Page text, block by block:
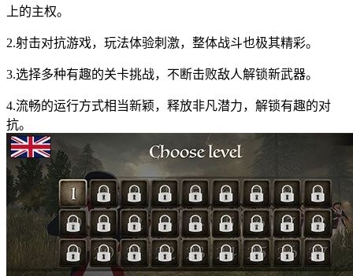
上的主权。
2.射击对抗游戏，玩法体验刺激，整体战斗也极其精彩。
3.选择多种有趣的关卡挑战，不断击败敌人解锁新武器。
4.流畅的运行方式相当新颖，释放非凡潜力，解锁有趣的对
抗。